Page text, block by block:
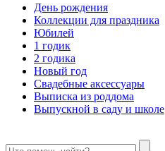
День рождения
Коллекции для праздника
Юбилей
1 годик
2 годика
Новый год
Свадебные аксессуары
Выписка из роддома
Выпускной в саду и школе